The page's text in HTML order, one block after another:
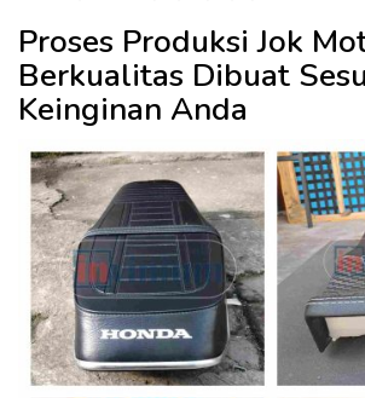
Proses Produksi Jok
Berkualitas Dibuat
Keinginan Anda